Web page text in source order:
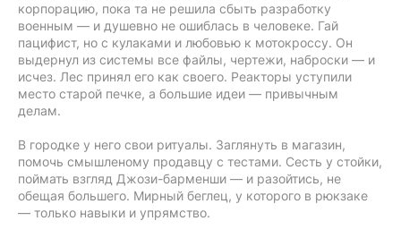
корпорацию, пока та не решила сбыть разработку
военным — и душевно не ошиблась в человеке. Гай
пацифист, но с кулаками и любовью к мотокроссу. Он
выдернул из системы все файлы, чертежи, наброски — и
исчез. Лес принял его как своего. Реакторы уступили
место старой печке, а большие идеи — привычным
делам.
В городке у него свои ритуалы. Заглянуть в магазин,
помочь смышленому продавцу с тестами. Сесть у стойки,
поймать взгляд Джози-барменши — и разойтись, не
обещая большего. Мирный беглец, у которого в рюкзаке
— только навыки и упрямство.